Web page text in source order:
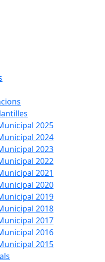
2025
2024
2023
2022
2021
2020
2019
2018
2017
2016
2015